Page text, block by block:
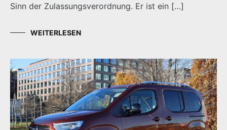
Sinn der Zulassungsverordnung. Er ist ein […]
WEITERLESEN